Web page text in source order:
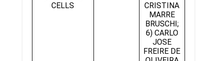
CELLS
CRISTINA
MARRE
BRUSCHI;
6) CARLO
JOSE
FREIRE DE